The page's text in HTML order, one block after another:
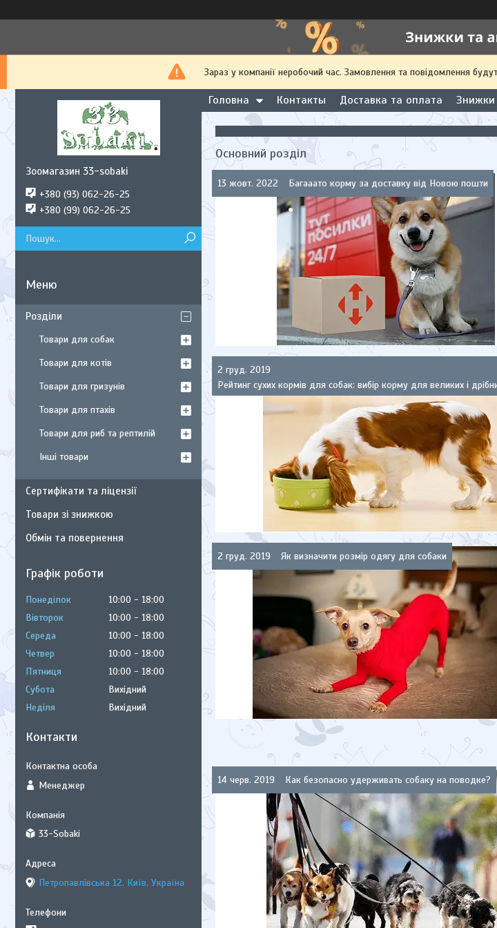
Зараз у компанії неробочий час. Замовлення та повідомлення
Головна Контакты Доставка та оплата Знижки
Основний розділ
13 жовт. 2022 Багааато корму за доставку від Новою пошти
2 груд. 2019
Рейтинг сухих кормів для собак: вибір корму для великих і
2 груд. 2019 Як визначити розмір одягу для собаки
14 черв. 2019 Как безопасно удерживать собаку на поводке?
Зоомагазин 33-sobaki
+380 (93) 062-26-25
+380 (99) 062-26-25
Розділи
Товари для собак
Товари для котів
Товари для гризунів
Товари для птахів
Товари для риб та рептилій
Інші товари
Сертифікати та ліцензії
Товари зі знижкою
Обмін та повернення
Графік роботи
Понеділок 10:00
18:00
Вівторок
10:00
18:00
Середа
10:00
18:00
Четвер
10:00
18:00
Пʼятниця
10:00
18:00
Субота
Вихідний
Неділя
Вихідний
Контакти
Менеджер
33-Sobaki
Петропавлівська 12, Київ, Україна